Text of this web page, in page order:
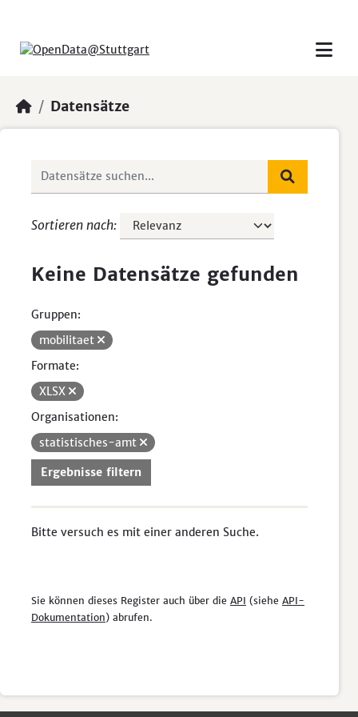
Datensätze
Sortieren nach
Keine Datensätze gefunden
Gruppen:
mobilitaet
Formate:
XLSX
Organisationen:
statistisches-amt
Ergebnisse filtern
Bitte versuch es mit einer anderen Suche.
Sie können dieses Register auch über die API (siehe API-
Dokumentation) abrufen.